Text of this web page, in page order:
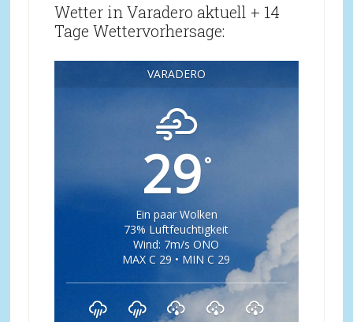
Wetter in Varadero aktuell + 14
Tage Wettervorhersage:
VARADERO
29°
Ein paar Wolken
73% Luftfeuchtigkeit
Wind: 7m/s ONO
MAX C 29 • MIN C 29